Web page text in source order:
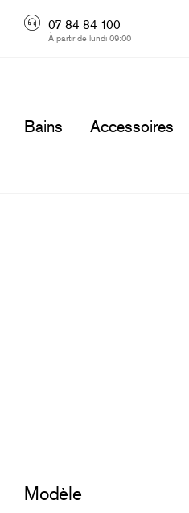
Bains Accessoires
07 84 84 100
À partir de lundi 09:00
Modèle